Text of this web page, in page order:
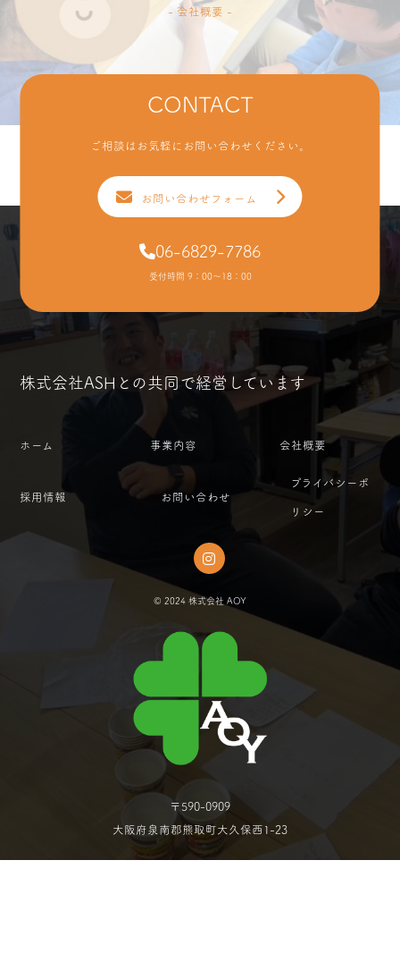
- 会社概要 -
CONTACT
ご相談はお気軽にお問い合わせください。
お問い合わせフォーム
06-6829-7786
受付時間 9：00〜18：00
〒590-0909
大阪府泉南郡熊取町大久保西1-23
株式会社ASHとの共同で経営しています
ホーム 事業内容 会社概要
採用情報 お問い合わせ
プライバシーポ
リシー
© 2024 株式会社 AOY